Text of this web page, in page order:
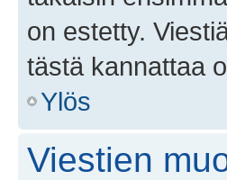
on estetty.
tästä kannattaa
Ylös
Viestien